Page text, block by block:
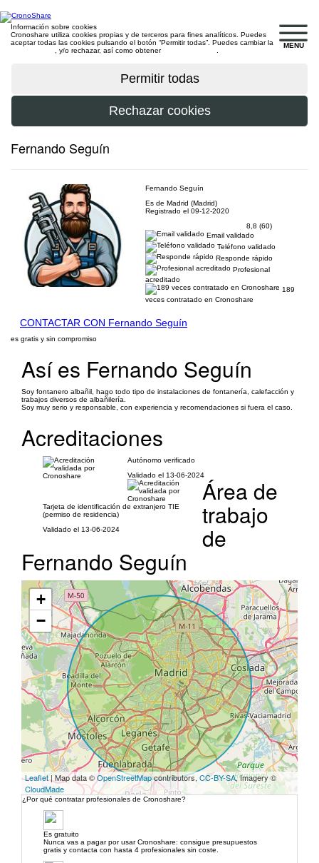
MENU
Información sobre cookies
Cronoshare utiliza cookies propias y de terceros para fines analíticos. Puedes
aceptar todas las cookies pulsando el botón “Permitir todas”. Puedes cambiar la
, y/o rechazar, así como obtener
Fernando Seguín
Fernando Seguín
Es de Madrid (Madrid)
Registrado el 09-12-2020
8,8 (60)
Email validado
Teléfono validado
Responde rápido
Profesional
acreditado
189
veces contratado en Cronoshare
CONTACTAR CON Fernando Seguín
es gratis y sin compromiso
Así es Fernando Seguín
Soy fontanero albañil, hago todo tipo de instalaciones de fontanería, calefacción y
trabajos diversos de albañilería.
Soy muy serio y responsable, con experiencia y recomendaciones si fuera el caso.
Acreditaciones
Autónomo verificado
Validado el 13-06-2024
Tarjeta de identificación de extranjero TIE
(permiso de residencia)
Validado el 13-06-2024
Área de
trabajo
de
Fernando Seguín
+
−
Leaflet| Map data ©OpenStreetMapcontributors, CC-BY-SA, Imagery ©
CloudMade
¿Por qué contratar profesionales de Cronoshare?
Es gratuito
Nunca vas a pagar por usar Cronoshare: consigue presupuestos
gratis y contacta con hasta 4 profesionales sin coste.